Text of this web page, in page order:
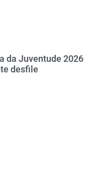
da Juventude 2026
desfile